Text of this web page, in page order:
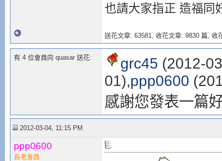
也請大家指正 造福同
送花文章: 63581, 收花文章: 9830 篇, 收
有 4 位會員向 quasar 送花: grc45 (2012-
01),ppp0600
感謝您發表一篇
2012-03-04, 11:15 PM
ppp0600
長老會員